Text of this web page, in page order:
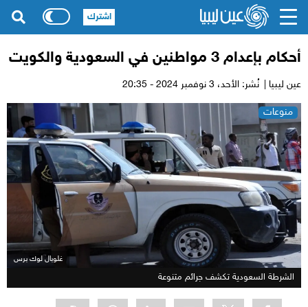
أحكام بإعدام 3 مواطنين في السعودية والكويت
عين ليبيا | نُشر: الأحد،
منوعات
غلوبال لوك برس
الشرطة السعودية تكشف جرائم متنوعة
اشترك